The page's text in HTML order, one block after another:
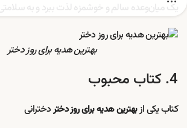
بهترین هدیه برای روز دختر
4. کتاب محبوب
کتاب یکی ازبهترین هدیه برای روز دختردخترانی